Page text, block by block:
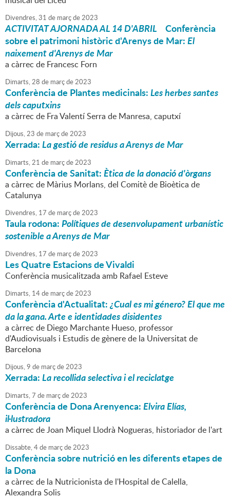
Divendres,31 de marçde2023
ACTIVITAT AJORNADA AL 14 D'ABRIL
Conferència
sobre el patrimoni històric d'Arenys de Mar:El
naixement d'Arenys de Mar
a càrrec de Francesc Forn
Dimarts,28 de marçde2023
Conferència de Plantes medicinals:Les herbes santes
dels caputxins
a càrrec de Fra Valentí Serra de Manresa, caputxí
Dijous,23 de marçde2023
Xerrada:La gestió de residus a Arenys de Mar
Dimarts,21 de marçde2023
Conferència de Sanitat:Ètica de la donació d'òrgans
a càrrec de Màrius Morlans, del Comitè de Bioètica de
Catalunya
Divendres, 17 de marçde2023
Taula rodona:Polítiques de desenvolupament urbanístic
sostenible a Arenys de Mar
Divendres, 17 de marçde2023
Les Quatre Estacions de Vivaldi
Conferència musicalitzada amb Rafael Esteve
Dimarts, 14de marçde2023
Conferència d'Actualitat:¿Cual es mi género? El que me
da la gana. Arte e identidades disidentes
a càrrec de Diego Marchante Hueso, professor
d'Audiovisuals i Estudis de gènere de la Universitat de
Barcelona
Dijous,9 de marçde2023
Xerrada:La recollida selectiva i el reciclatge
Dimarts,7 de marçde2023
Conferència de Dona Arenyenca:Elvira Elías,
il·lustradora
a càrrec de Joan Miquel Llodrà Nogueras, historiador de l'art
Dissabte,4de marçde2023
Conferència sobre nutrició en les diferents etapes de
la Dona
a càrrec de la Nutricionista de l'Hospital de Calella,
Alexandra Solis